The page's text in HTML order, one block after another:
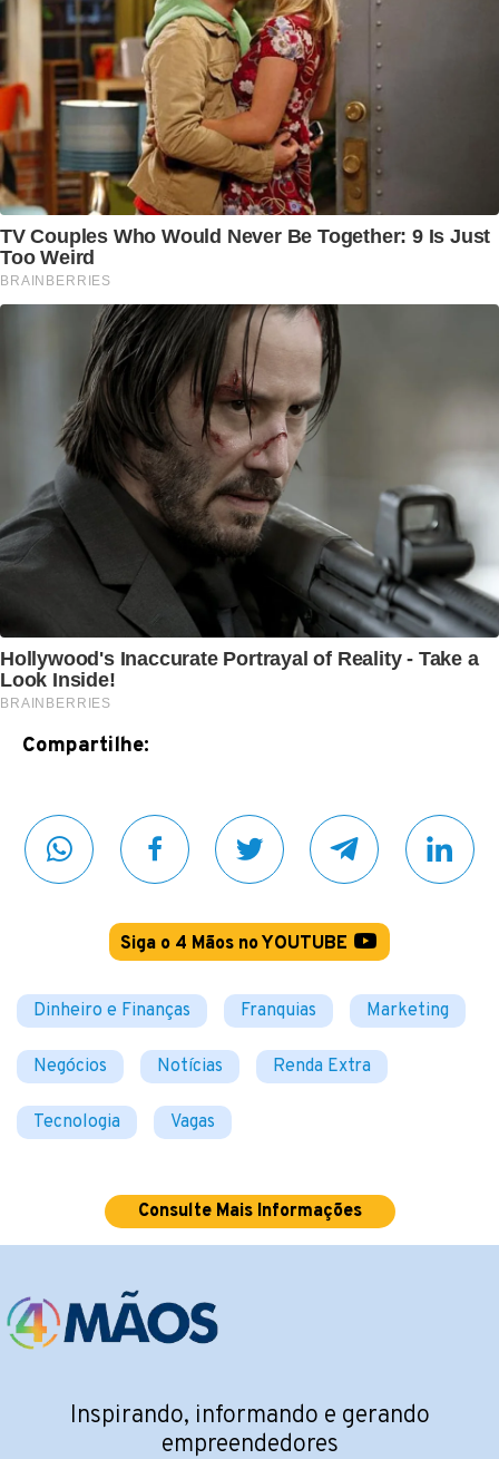
Compartilhe:
Siga o 4 Mãos no YOUTUBE
Dinheiro e Finanças Franquias Marketing
Negócios Notícias Renda Extra
Tecnologia Vagas
Consulte Mais Informações
Inspirando, informando e gerando
empreendedores